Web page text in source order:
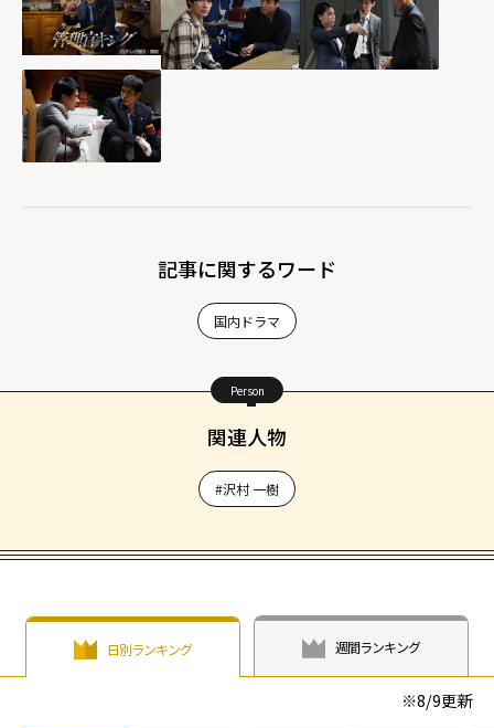
記事に関するワード
国内ドラマ
Person
関連人物
#沢村 一樹
日別ランキング 週間ランキング
※8/9更新